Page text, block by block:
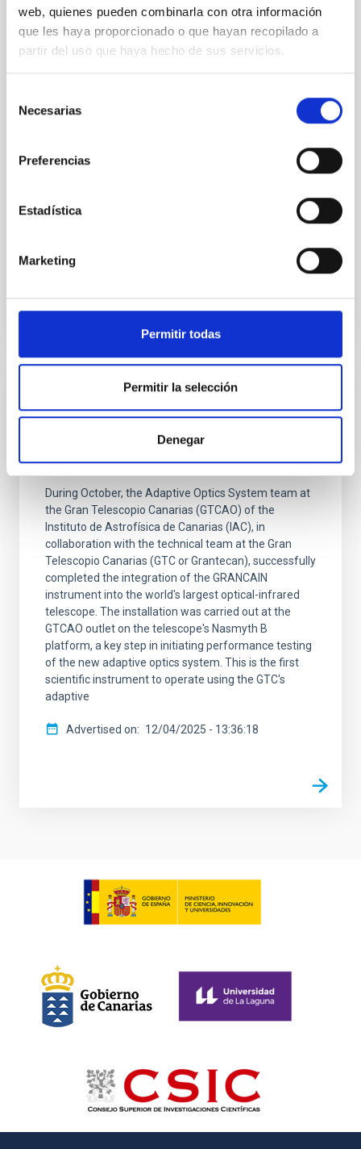
web, quienes pueden combinarla con otra información
que les haya proporcionado o que hayan recopilado a
partir del uso que haya hecho de sus servicios.
Necesarias
Preferencias
Estadística
Marketing
Permitir todas
Permitir la selección
Denegar
tecnológicos
El Instituto de Astrofísica de Canarias reúne a su
los retos científicos de la próxima década El Instituto
de Astrofísica de Canarias (IAC) ha celebrado hoy la
encuentro anual de carácter interno que ha reunido a
jornada se ha consolidado como un espacio para
compartir los avances científicos y tecnológicos más
Advertised on
PRESS RELEASE
GRANCAIN, the first instrument to use the
GTC's adaptive optics, is integrated into
the telescope
During October, the Adaptive Optics System team at
the Gran Telescopio Canarias (GTCAO) of the
Instituto de Astrofísica de Canarias (IAC), in
collaboration with the technical team at the Gran
Telescopio Canarias (GTC or Grantecan), successfully
completed the integration of the GRANCAIN
instrument into the world's largest optical-infrared
telescope. The installation was carried out at the
GTCAO outlet on the telescope's Nasmyth B
platform, a key step in initiating performance testing
of the new adaptive optics system. This is the first
scientific instrument to operate using the GTC's
adaptive
Advertised on 12/04/2025 - 13:36:18